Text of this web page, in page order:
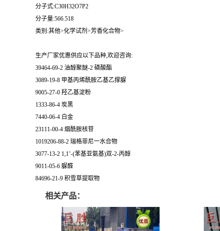
分子式:C30H32O7P2
分子量:566.518
类别:其他>化学试剂>芳香化合物>
生产厂家优惠供应以下品种,欢迎咨询:
39464-69-2 油醇聚醚-2 磷酸酯
3089-19-8 甲基丙烯酰胺乙基乙撑脲
9005-27-0 羟乙基淀粉
1333-86-4 炭黑
7440-06-4 白金
23111-00-4 烟酰胺核苷
1019206-88-2 瑞格菲尼一水合物
3077-13-2 1,1’-(苯基亚氨基)双-2-丙醇
9011-05-6 脲醛
84696-21-9 积雪草提取物
相关产品：